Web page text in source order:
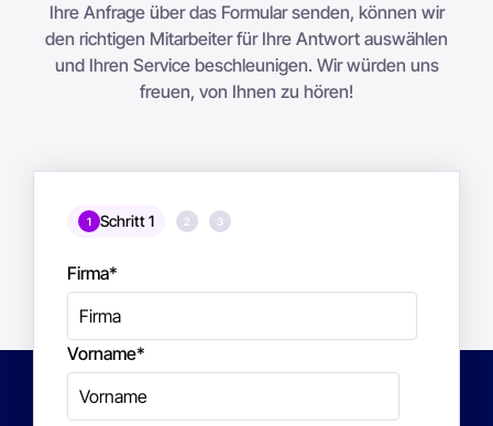
Ihre Anfrage über das Formular senden, können wir
den richtigen Mitarbeiter für Ihre Antwort auswählen
und Ihren Service beschleunigen. Wir würden uns
freuen, von Ihnen zu hören!
1 Schritt 1 2 3
Firma*
Vorname*